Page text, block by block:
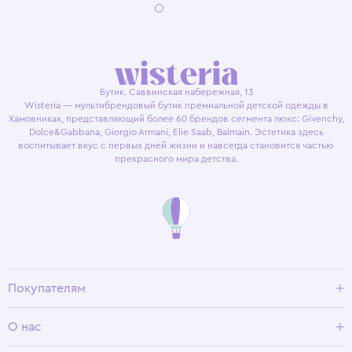
Бутик. Саввинская набережная, 13
Wisteria — мультибрендовый бутик премиальной детской одежды в
Хамовниках, представляющий более 60 брендов сегмента люкс: Givenchy,
Dolce&Gabbana, Giorgio Armani, Elie Saab, Balmain. Эстетика здесь
воспитывает вкус с первых дней жизни и навсегда становится частью
прекрасного мира детства.
Покупателям
Условия возврата
О нас